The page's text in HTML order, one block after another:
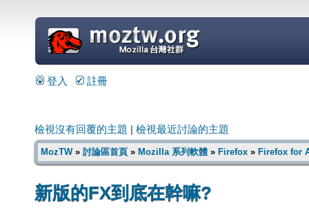
=
登入 註冊
檢視沒有回覆的主題 檢視最近討論的主題
MozTW» 討論區首頁 » Mozilla 系列軟體 » Firefox » Firefox for
新版的FX到底在幹嘛?